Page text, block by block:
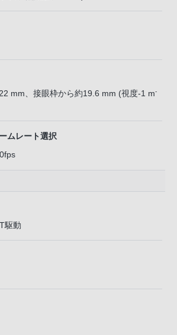
mm、接眼枠から約19.6 mm (視度-1 m-
ムレート選択
駆動